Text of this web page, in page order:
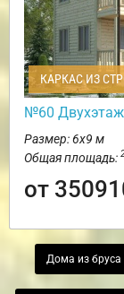
КАРКАС ИЗ
№60
Размер: 6х9 м
Общая площадь:
от
Дома из бруса